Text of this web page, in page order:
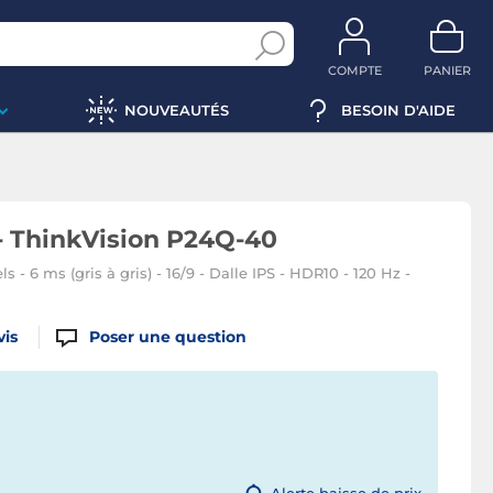
COMPTE PANIER
NOUVEAUTÉS BESOIN D'AIDE
ThinkVision P24Q-40
- 6 ms (gris à gris) - 16/9 - Dalle IPS - HDR10 - 120 Hz -
Poser une question